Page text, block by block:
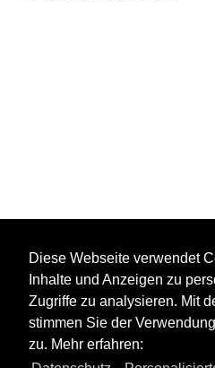
Diese Webseite verwendet
Inhalte und Anzeigen zu
Zugriffe zu analysieren. Mit
stimmen Sie der
zu. Mehr erfahren: